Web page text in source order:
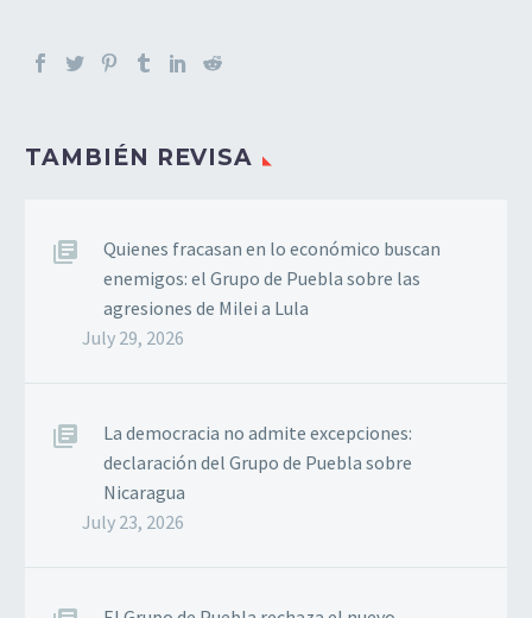
TAMBIÉN REVISA
Quienes fracasan en lo económico buscan
enemigos: el Grupo de Puebla sobre las
agresiones de Milei a Lula
July 29, 2026
La democracia no admite excepciones:
declaración del Grupo de Puebla sobre
Nicaragua
July 23, 2026